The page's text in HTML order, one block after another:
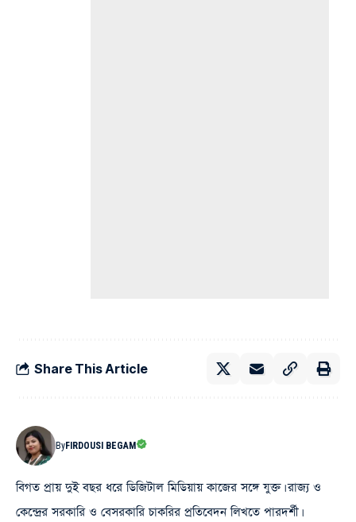
Share This Article
ByFIRDOUSI BEGAM
বিগত প্রায় দুই বছর ধরে ডিজিটাল মিডিয়ায় কাজের সঙ্গে যুক্ত। রাজ্য ও
কেন্দ্রের সরকারি ও বেসরকারি চাকরির প্রতিবেদন লিখতে পারদর্শী।